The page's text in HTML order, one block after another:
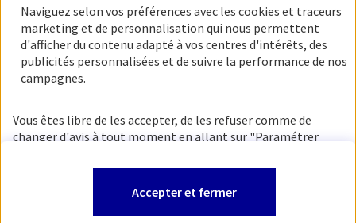
Vous disposez de droits sur les informations
vous concernant. Pour plus
Naviguez selon vos préférences avec les cookies et traceurs
marketing et de personnalisation qui nous permettent
d'afficher du contenu adapté à vos centres d'intérêts, des
publicités personnalisées et de suivre la performance de nos
campagnes.
Vous êtes libre de les accepter, de les refuser comme de
changer d'avis à tout moment en allant sur "Paramétrer
Consulter notre politique decookies
Accepter et fermer